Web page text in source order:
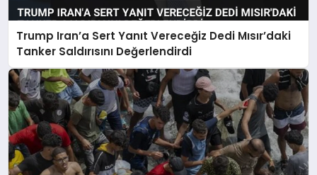
Trump Iran’a Sert Yanıt Vereceğiz Dedi Mısır’daki
Tanker Saldırısını Değerlendirdi